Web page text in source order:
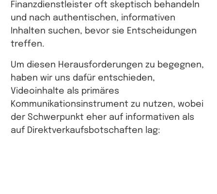
Finanzdienstleister oft skeptisch behandeln
und nach authentischen, informativen
Inhalten suchen, bevor sie Entscheidungen
treffen.
Um diesen Herausforderungen zu begegnen,
haben wir uns dafür entschieden,
Videoinhalte als primäres
Kommunikationsinstrument zu nutzen, wobei
der Schwerpunkt eher auf informativen als
auf Direktverkaufsbotschaften lag: